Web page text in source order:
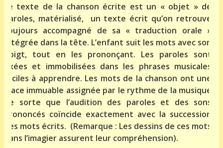
Le texte de la chanson écrite est un « objet » de
paroles, matérialisé, un texte écrit qu’on retrouve
toujours accompagné de sa « traduction orale »
intégrée dans la tête. L’enfant suit les mots avec son
doigt, tout en les prononçant. Les paroles sont
fixées et immobilisées dans les phrases musicales
faciles à apprendre. Les mots de la chanson ont une
place immuable assignée par le rythme de la musique
de sorte que l’audition des paroles et des sons
prononcés coïncide exactement avec la succession
des mots écrits. (Remarque : Les dessins de ces mots
dans l’imagier assurent leur compréhension).